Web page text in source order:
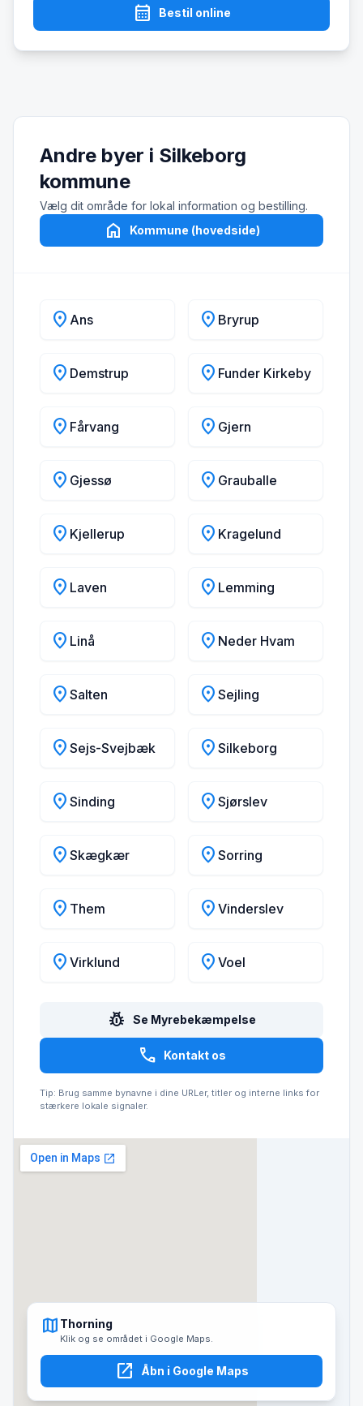
calendar_month Bestil online
Andre byer i Silkeborg
kommune
Vælg dit område for lokal information og bestilling.
home Kommune (hovedside)
location_on Ans location_on Bryrup
location_on Demstrup location_on Funder Kirkeby
location_on Fårvang location_on Gjern
location_on Gjessø location_on Grauballe
location_on Kjellerup location_on Kragelund
location_on Laven location_on Lemming
location_on Linå location_on Neder Hvam
location_on Salten location_on Sejling
location_on Sejs-Svejbæk location_on Silkeborg
location_on Sinding location_on Sjørslev
location_on Skægkær location_on Sorring
location_on Them location_on Vinderslev
location_on Virklund location_on Voel
pest_control Se Myrebekæmpelse
call Kontakt os
Tip: Brug samme bynavne i dine URLer, titler og interne links for
stærkere lokale signaler.
map Thorning
Klik og se området i Google Maps.
open_in_new Åbn i Google Maps